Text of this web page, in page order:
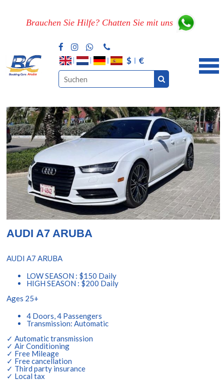
Brauchen Sie Hilfe? Chatten Sie mit uns
$ €
AUDI A7 ARUBA
AUDI A7 ARUBA
LOW SEASON : $150 Daily
HIGH SEASON : $200 Daily
Ages 25+
4 Doors, 4 Passengers
Transmission: Automatic
✓ Automatic transmission
✓ Air Conditioning
✓ Free Mileage
✓ Free cancellation
✓ Third party insurance
✓ Local tax